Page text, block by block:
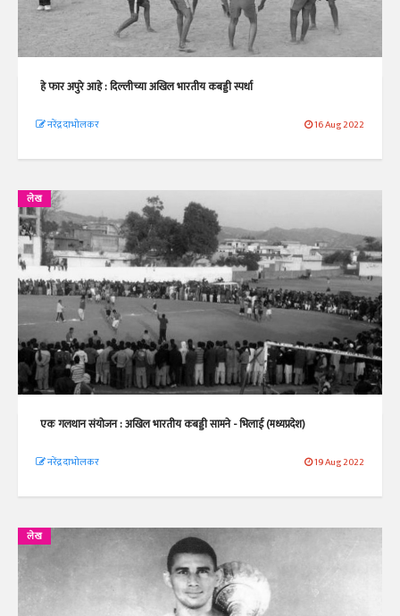
हे फार अपुरे आहे : दिल्लीच्या अखिल भारतीय कबड्डी स्पर्धा
नरेंद्र दाभोलकर 16 Aug 2022
लेख
एक गलथान संयोजन : अखिल भारतीय कबड्डी सामने - भिलाई (मध्यप्रदेश)
नरेंद्र दाभोलकर 19 Aug 2022
लेख